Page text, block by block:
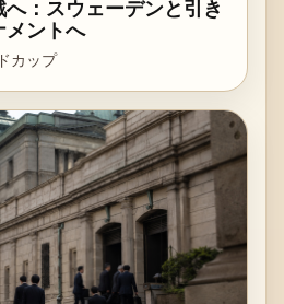
：スウェーデンと引き
メントへ
カップ